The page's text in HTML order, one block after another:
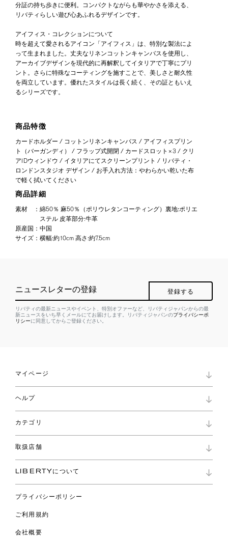
分証の持ち歩きに便利。コンパクトながらも華やかさを添える、
リバティらしい遊び心あふれるデザインです。
アイフィス・コレクションについて
時を超えて愛されるアイコン「アイフィス」は、特別な製法によ
って生まれました。丈夫なリネンコットンキャンバスを使用し、
アーカイブデザインを現代的に再解釈してイタリアで丁寧にプリ
ント。さらに特殊なコーティングを施すことで、美しさと耐久性
を両立しています。優れたスタイルは長く続く、その証ともいえ
るシリーズです。
商品特徴
カードホルダー / コットンリネンキャンバス / アイフィスプリン
ト（バーガンディ） / フラップ式開閉 / カードスロット×3 / クリ
アIDウィンドウ / イタリアにてスクリーンプリント / リバティ・
ロンドンスタジオ デザイン / お手入れ方法：やわらかい乾いた布
で軽く拭いてください
商品詳細
素材 ： 綿50％ 麻50％（ポリウレタンコーティング）裏地:ポリエ
ステル 皮革部分:牛革
原産国 ： 中国
サイズ ： 横幅:約10cm 高さ:約7.5cm
ニュースレターの登録 登録する
リバティの最新ニュースやイベント、特別オファーなど、リバティジャパンからの最
新ニュースをいち早くメールにてお届けします。リバティジャパンのプライバシーポ
リシーに同意してからご登録ください。
マイページ
ロイヤリティプログラム
パスワード再設定
ショッピングバッグ
ヘルプ
お問い合わせ
よくあるご質問
ご利用ガイド
カテゴリ
コレクション
ファブリックス
バッグ
ウェア
ライフスタイル
スペシャル
取扱店舗
リバティ・ファブリックス
LIBERTYについて
プライバシーポリシー
ご利用規約
会社概要